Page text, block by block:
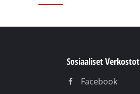
Sosiaaliset Verkostot
Facebook